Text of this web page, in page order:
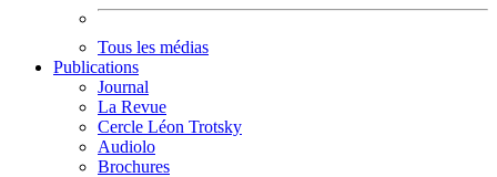
Tous les médias
Publications
Journal
La Revue
Cercle Léon Trotsky
Audiolo
Brochures